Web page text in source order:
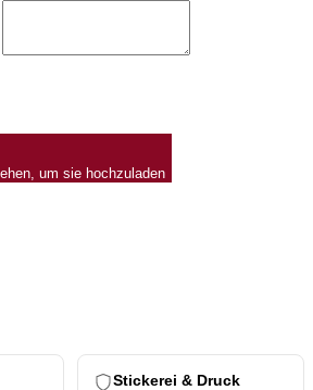
um sie hochzuladen
Stickerei & Druck